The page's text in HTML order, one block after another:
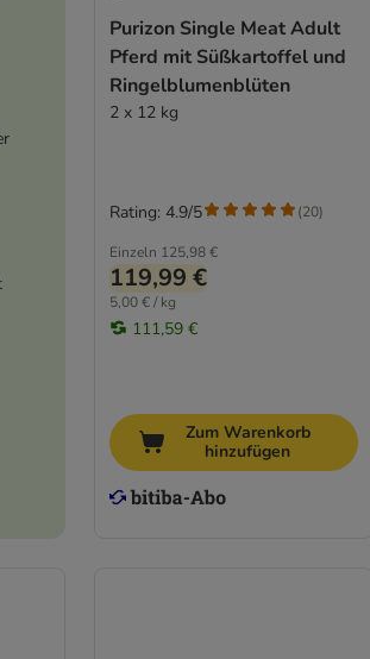
Purizon Single Meat Adult
Pferd mit Süßkartoffel und
Ringelblumenblüten
2 x 12 kg
Einzeln 125,98 €
119,99 €
5,00 € / kg
111,59 €
Rating: 4.9/5 (20)
Zum Warenkorb
hinzufügen